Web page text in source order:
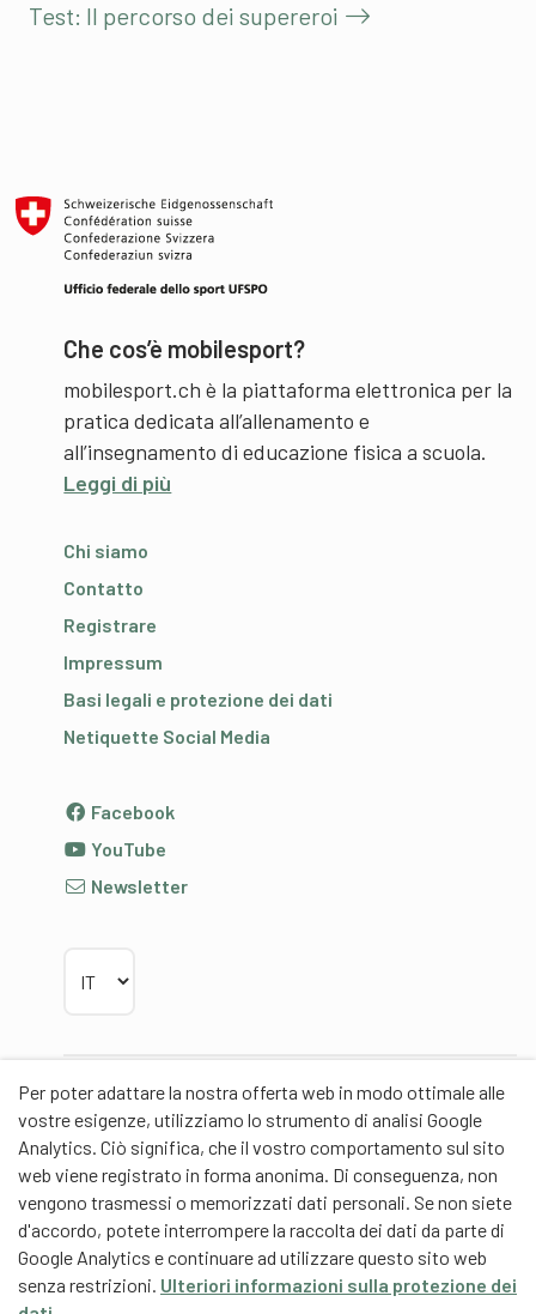
Per poter adattare la nostra offerta web in modo ottimale alle
vostre esigenze, utilizziamo lo strumento di analisi Google
Analytics. Ciò significa, che il vostro comportamento sul sito
web viene registrato in forma anonima. Di conseguenza, non
vengono trasmessi o memorizzati dati personali. Se non siete
d'accordo, potete interrompere la raccolta dei dati da parte di
Google Analytics e continuare ad utilizzare questo sito web
senza restrizioni. Ulteriori informazioni sulla protezione dei
Test: Il percorso dei supereroi
Che cos’è mobilesport?
mobilesport.ch è la piattaforma elettronica per la
pratica dedicata all’allenamento e
all’insegnamento di educazione fisica a scuola.
Leggi di più
Chi siamo
Contatto
Registrare
Impressum
Basi legali e protezione dei dati
Netiquette Social Media
Facebook
YouTube
Newsletter
Partner
Partner di contenuti
Scuola universitaria federale dello Sport Macolin